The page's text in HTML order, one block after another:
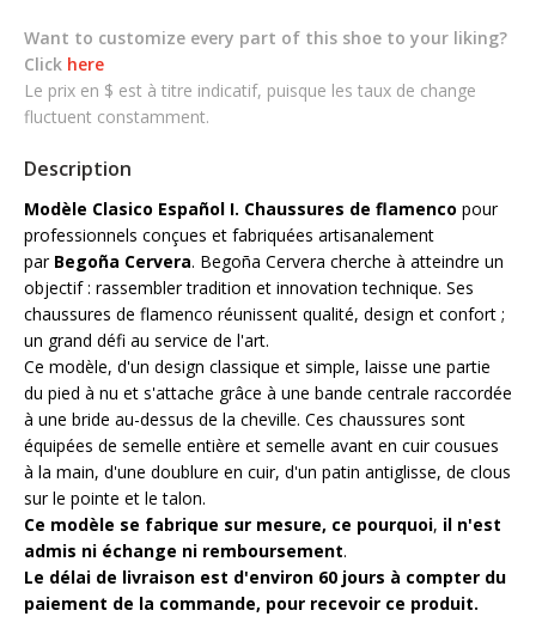
Want to customize every part of this shoe to your liking?
Click here
Le prix en $ est à titre indicatif, puisque les taux de change
fluctuent constamment.
Description
Modèle Clasico Español I. Chaussures de flamenco pour
professionnels conçues et fabriquées artisanalement
par Begoña Cervera. Begoña Cervera cherche à atteindre un
objectif : rassembler tradition et innovation technique. Ses
chaussures de flamenco réunissent qualité, design et confort ;
un grand défi au service de l'art.
Ce modèle, d'un design classique et simple, laisse une partie
du pied à nu et s'attache grâce à une bande centrale raccordée
à une bride au-dessus de la cheville. Ces chaussures sont
équipées de semelle entière et semelle avant en cuir cousues
à la main, d'une doublure en cuir, d'un patin antiglisse, de clous
sur le pointe et le talon.
Ce modèle se fabrique sur mesure, ce pourquoi, il n'est
admis ni échange ni remboursement.
Le délai de livraison est d'environ 60 jours à compter du
paiement de la commande, pour recevoir ce produit.